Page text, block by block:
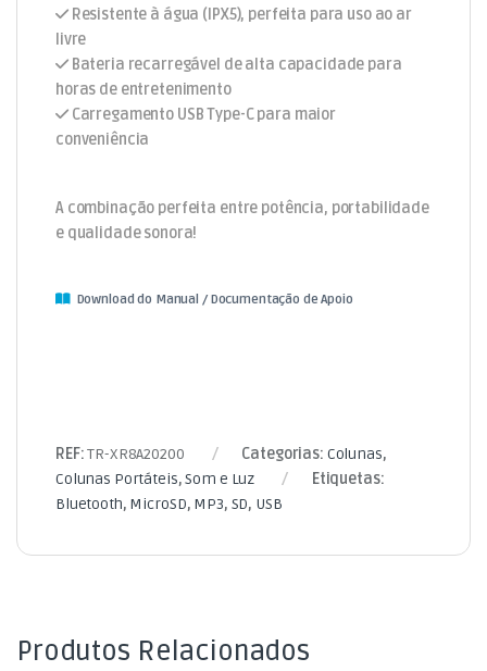
Resistente à água (IPX5), perfeita para uso ao ar
livre
Bateria recarregável de alta capacidade para
horas de entretenimento
Carregamento USB Type-C para maior
conveniência
A combinação perfeita entre potência, portabilidade
e qualidade sonora!
Download do Manual / Documentação de Apoio
REF:TR-XR8A20200 Categorias: Colunas,
Colunas Portáteis,Som e Luz
Etiquetas:
Bluetooth, MicroSD, MP3, SD, USB
Produtos Relacionados